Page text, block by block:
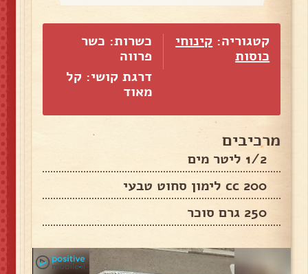
קטגוריה: קינוחי
כוסות
כשרות: כשר
פרווה
דרגת קושי: קל
מאוד
מרכיבים
1/2 ליטר מים
200 cc לימון סחוט טבעי
250 גרם סוכר